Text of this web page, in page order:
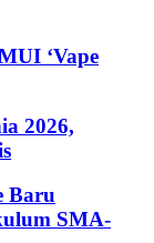
‘Vape
2026,
Baru
SMA-